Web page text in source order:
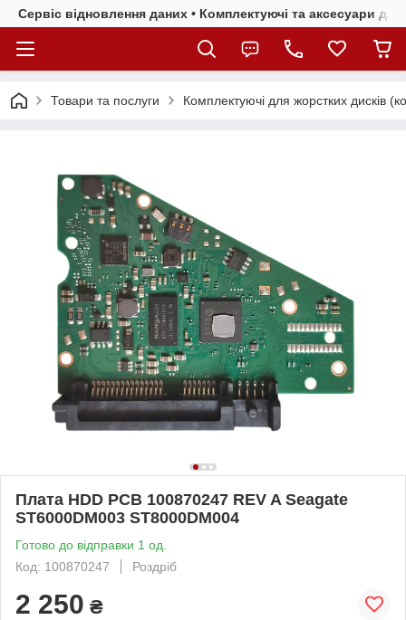
Сервіс відновлення даних • Комплектуючі та аксесуари
Товари та послуги Комплектуючі для жорстких дисків
Плата HDD PCB 100870247 REV A Seagate
ST6000DM003 ST8000DM004
Готово до відправки 1 од.
Код: 100870247
Роздріб
2 250 ₴